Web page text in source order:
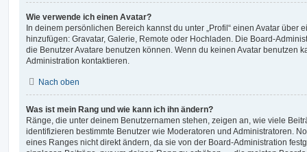
Wie verwende ich einen Avatar?
In deinem persönlichen Bereich kannst du unter „Profil“ einen Avatar über
hinzufügen: Gravatar, Galerie, Remote oder Hochladen. Die Board-
die Benutzer Avatare benutzen können. Wenn du keinen Avatar benutzen
Administration kontaktieren.
Nach oben
Was ist mein Rang und wie kann ich ihn ändern?
Ränge, die unter deinem Benutzernamen stehen, zeigen an, wie viele
identifizieren bestimmte Benutzer wie Moderatoren und Administratoren.
eines Ranges nicht direkt ändern, da sie von der Board-Administration